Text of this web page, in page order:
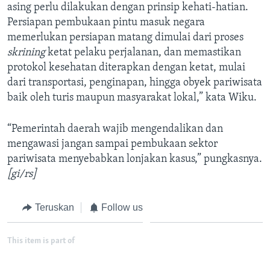
asing perlu dilakukan dengan prinsip kehati-hatian.
Persiapan pembukaan pintu masuk negara
memerlukan persiapan matang dimulai dari proses
skriningketat pelaku perjalanan, dan memastikan
protokol kesehatan diterapkan dengan ketat, mulai
dari transportasi, penginapan, hingga obyek pariwisata
baik oleh turis maupun masyarakat lokal,” kata Wiku.
“Pemerintah daerah wajib mengendalikan dan
mengawasi jangan sampai pembukaan sektor
pariwisata menyebabkan lonjakan kasus,” pungkasnya.
[gi/rs]
Teruskan Follow us
This item is part of